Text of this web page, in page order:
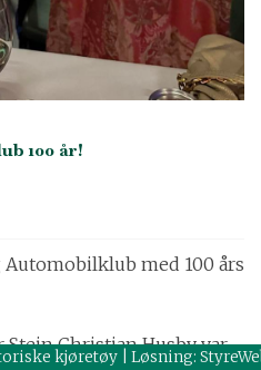
100 år!
med 100 års
Christian Husby var
kjøretøy | Løsning: